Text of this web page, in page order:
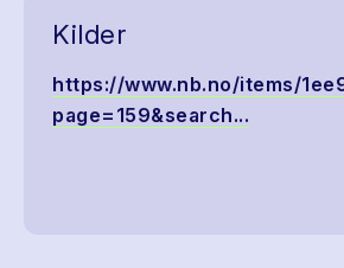
Kilder
https://www.nb.no/items/
page=159&search...